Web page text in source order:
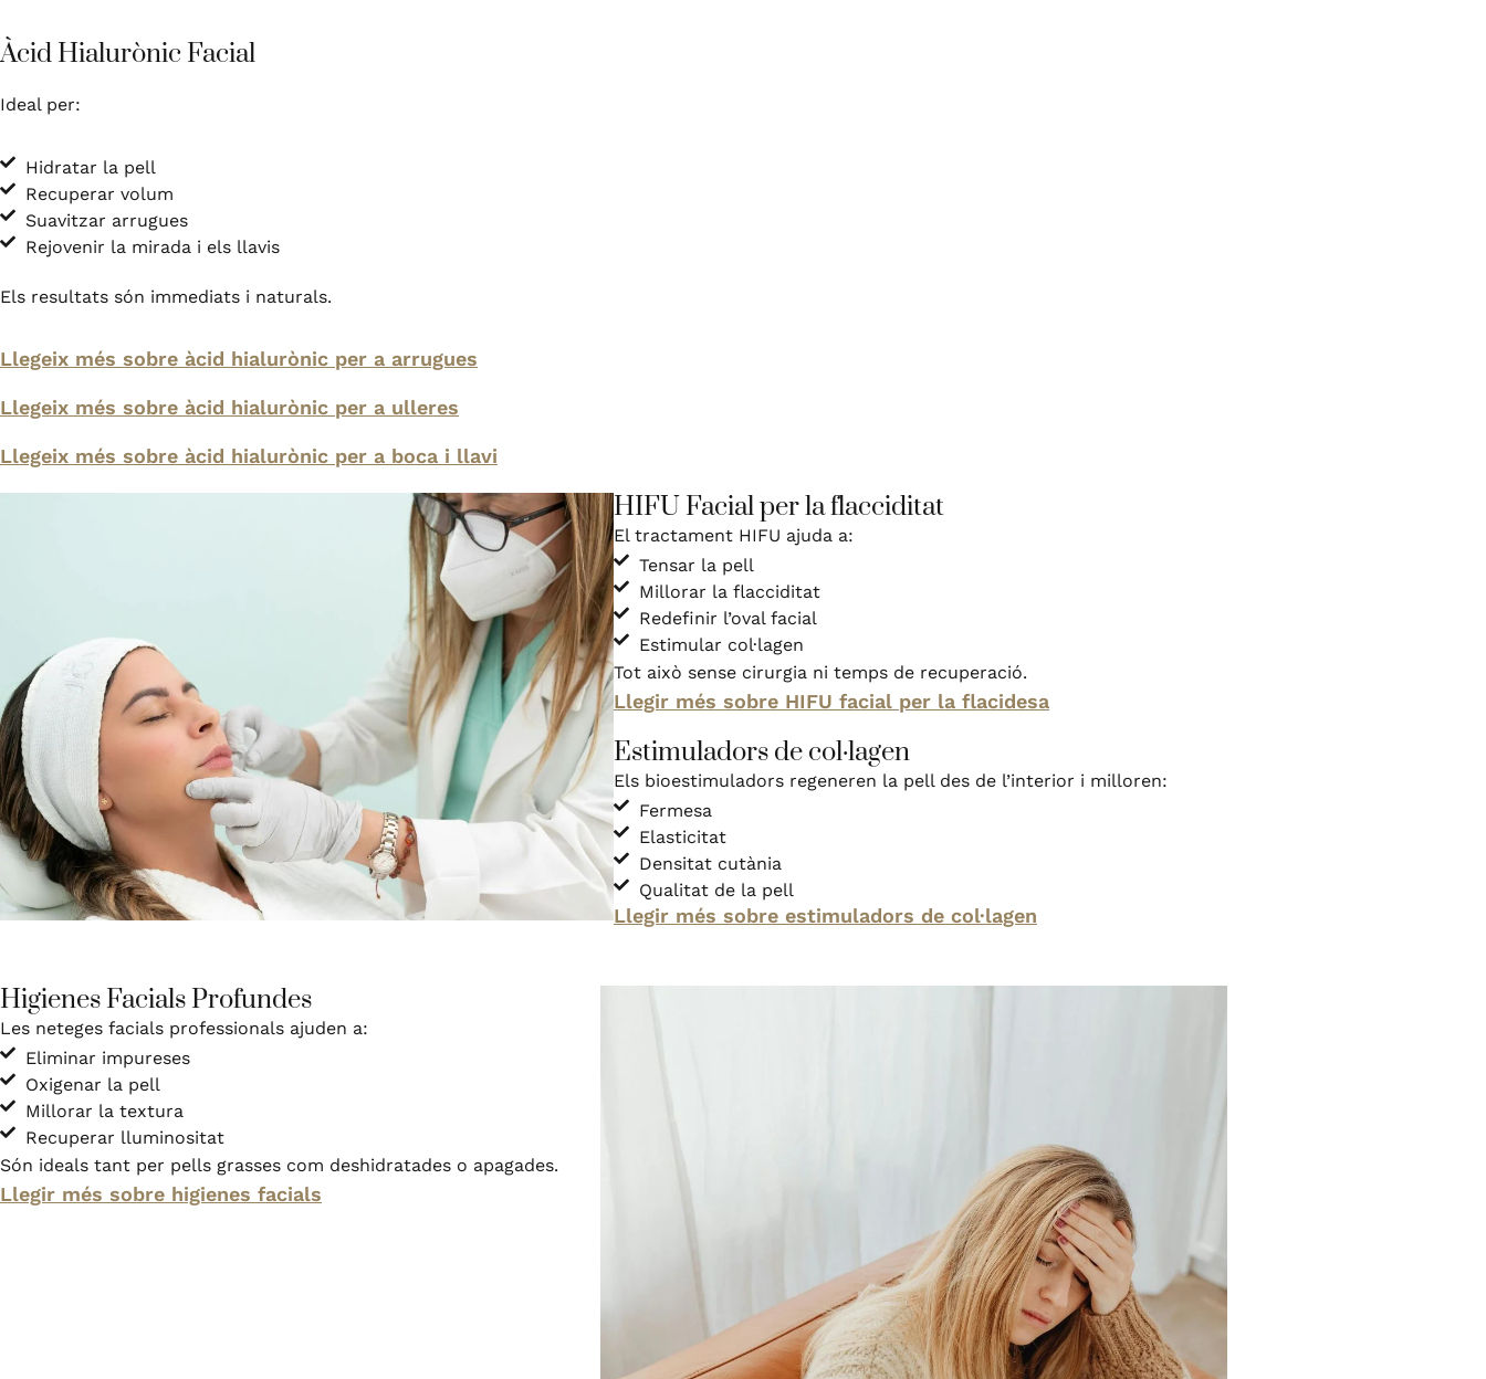
Àcid Hialurònic Facial
Ideal per:
Hidratar la pell
Recuperar volum
Suavitzar arrugues
Rejovenir la mirada i els llavis
Els resultats són immediats i naturals.
Llegeix més sobre àcid hialurònic per a arrugues
Llegeix més sobre àcid hialurònic per a ulleres
Llegeix més sobre àcid hialurònic per a boca i llavi
HIFU Facial per la flacciditat
El tractament HIFU ajuda a:
Tensar la pell
Millorar la flacciditat
Redefinir l’oval facial
Estimular col·lagen
Tot això sense cirurgia ni temps de recuperació.
Llegir més sobre HIFU facial per la flacidesa
Estimuladors de col·lagen
Els bioestimuladors regeneren la pell des de l’interior i milloren:
Fermesa
Elasticitat
Densitat cutània
Qualitat de la pell
Llegir més sobre estimuladors de col·lagen
Higienes Facials Profundes
Les neteges facials professionals ajuden a:
Eliminar impureses
Oxigenar la pell
Millorar la textura
Recuperar lluminositat
Són ideals tant per pells grasses com deshidratades o apagades.
Llegir més sobre higienes facials